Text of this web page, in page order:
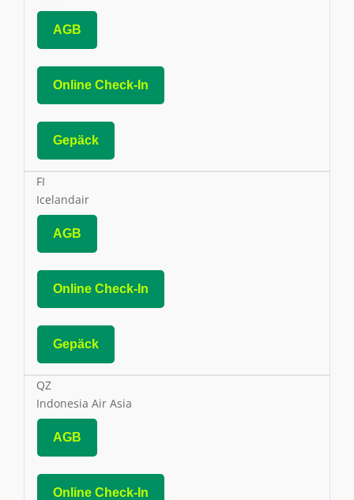
AGB
Online Check-In
Gepäck
FI
Icelandair
AGB
Online Check-In
Gepäck
QZ
Indonesia Air Asia
AGB
Online Check-In